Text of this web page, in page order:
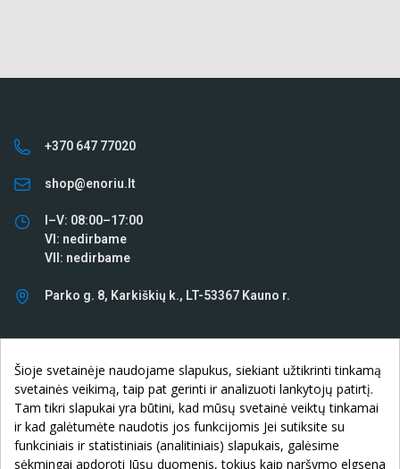
+370 647 77020
shop@enoriu.lt
I–V: 08:00–17:00
VI: nedirbame
VII: nedirbame
Parko g. 8, Karkiškių k., LT-53367 Kauno r.
KLIENTAMS 
APIE ĮMONĘ
Šioje svetainėje naudojame slapukus, siekiant užtikrinti tinkamą
svetainės veikimą, taip pat gerinti ir analizuoti lankytojų patirtį.
Tam tikri slapukai yra būtini, kad mūsų svetainė veiktų tinkamai
ir kad galėtumėte naudotis jos funkcijomis Jei sutiksite su
funkciniais ir statistiniais (analitiniais) slapukais, galėsime
sėkmingai apdoroti Jūsų duomenis, tokius kaip naršymo elgsena